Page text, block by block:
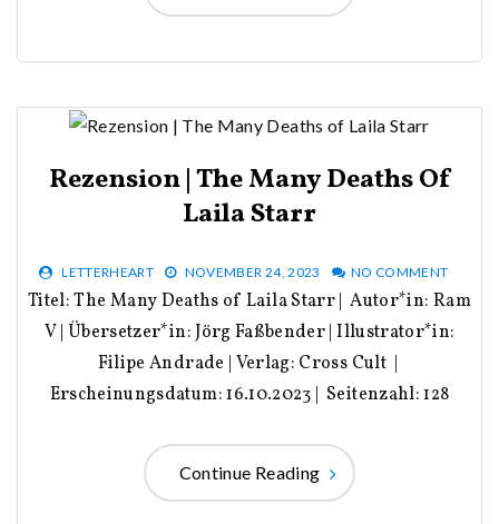
Rezension | The Many Deaths Of
Laila Starr
LETTERHEART NOVEMBER 24, 2023 NO COMMENT
Titel: The Many Deaths of Laila Starr | Autor*in: Ram
V | Übersetzer*in: Jörg Faßbender | Illustrator*in:
Filipe Andrade | Verlag: Cross Cult |
Erscheinungsdatum: 16.10.2023 | Seitenzahl: 128
Continue Reading